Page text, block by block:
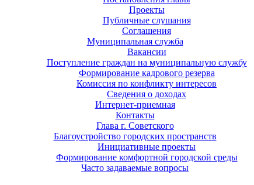
Проекты
Публичные слушания
Соглашения
Муниципальная служба
Вакансии
Поступление граждан на муниципальную службу
Формирование кадрового резерва
Комиссия по конфликту интересов
Сведения о доходах
Интернет-приемная
Контакты
Глава г. Советского
Благоустройство городских пространств
Инициативные проекты
Формирование комфортной городской среды
Часто задаваемые вопросы